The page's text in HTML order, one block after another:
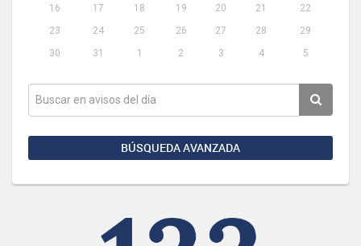
16
17 18 19 20 21
22
23
24 25 26 27 28
29
30
31 1 2 3 4 5
BÚSQUEDA AVANZADA